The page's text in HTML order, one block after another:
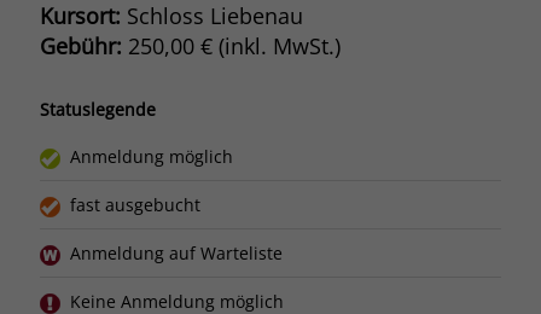
Kursort: Schloss Liebenau
Gebühr: 250,00 € (inkl. MwSt.)
Statuslegende
Anmeldung möglich
fast ausgebucht
Anmeldung auf Warteliste
Keine Anmeldung möglich